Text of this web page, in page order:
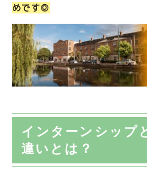
めです◎
インターンシップ
違いとは？